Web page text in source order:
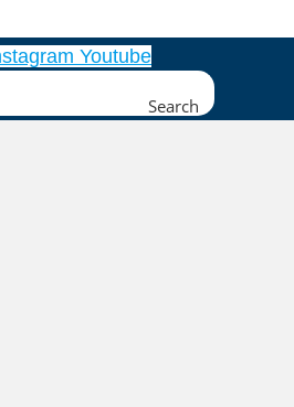
Youtube
Search